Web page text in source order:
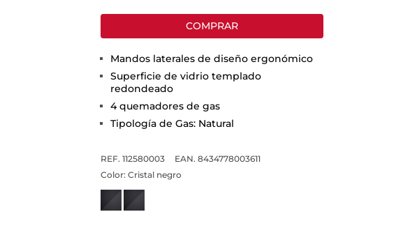
COMPRAR
Mandos laterales de diseño ergonómico
Superficie de vidrio templado
redondeado
4 quemadores de gas
Tipología de Gas: Natural
REF. 112580003
EAN. 8434778003611
Color: Cristal negro